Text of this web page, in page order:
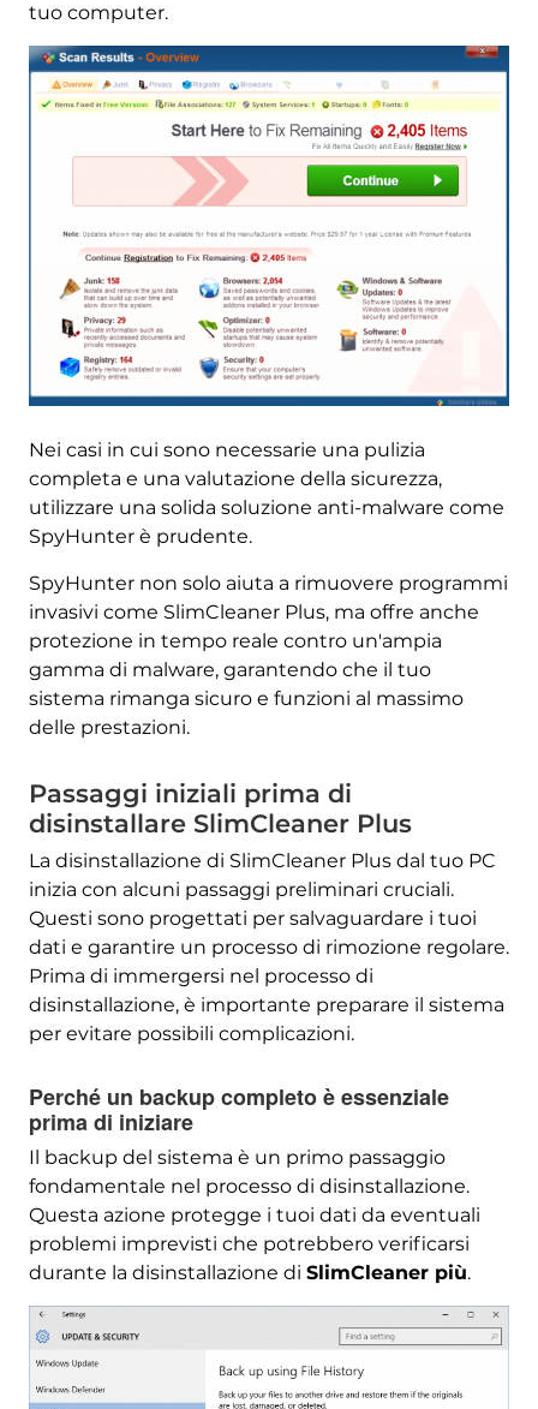
tuo computer.
Nei casi in cui sono necessarie una pulizia
completa e una valutazione della sicurezza,
utilizzare una solida soluzione anti-malware come
SpyHunter è prudente.
SpyHunter non solo aiuta a rimuovere programmi
invasivi come SlimCleaner Plus, ma offre anche
protezione in tempo reale contro un'ampia
gamma di malware, garantendo che il tuo
sistema rimanga sicuro e funzioni al massimo
delle prestazioni.
Passaggi iniziali prima di
disinstallare SlimCleaner Plus
La disinstallazione di SlimCleaner Plus dal tuo PC
inizia con alcuni passaggi preliminari cruciali.
Questi sono progettati per salvaguardare i tuoi
dati e garantire un processo di rimozione regolare.
Prima di immergersi nel processo di
disinstallazione, è importante preparare il sistema
per evitare possibili complicazioni.
Perché un backup completo è essenziale
prima di iniziare
Il backup del sistema è un primo passaggio
fondamentale nel processo di disinstallazione.
Questa azione protegge i tuoi dati da eventuali
problemi imprevisti che potrebbero verificarsi
durante la disinstallazione di SlimCleaner più.